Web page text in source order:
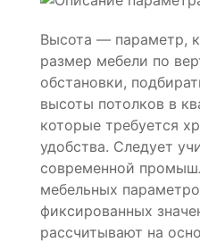
Высота — параметр,
размер мебели по
обстановки,
высоты потолков в
которые требуется
удобства. Следует
современной
мебельных
фиксированных
рассчитывают на